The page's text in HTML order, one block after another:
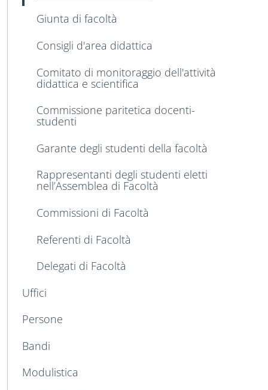
Giunta di facoltà
Consigli d'area didattica
Comitato di monitoraggio dell'attività
didattica e scientifica
Commissione paritetica docenti-
studenti
Garante degli studenti della facoltà
Rappresentanti degli studenti eletti
nell’Assemblea di Facoltà
Commissioni di Facoltà
Referenti di Facoltà
Delegati di Facoltà
Uffici
Persone
Bandi
Modulistica